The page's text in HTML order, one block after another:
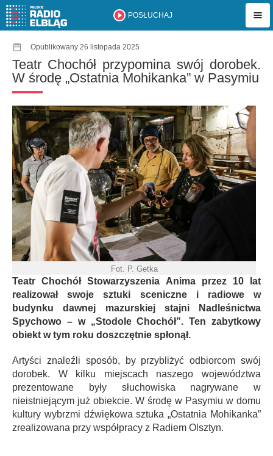
POSŁUCHAJ
Opublikowany 26 listopada 2025
Teatr Chochół przypomina swój dorobek.
W środę „Ostatnia Mohikanka” w Pasymiu
Fot. P. Getka
Teatr Chochół Stowarzyszenia Anima przez 10 lat
realizował swoje sztuki sceniczne i radiowe w
budynku dawnej mazurskiej stajni Nadleśnictwa
Spychowo – w „Stodole Chochół”. Ten zabytkowy
obiekt w tym roku doszczętnie spłonął.
Artyści znaleźli sposób, by przybliżyć odbiorcom swój
dorobek. W kilku miejscach naszego województwa
prezentowane były słuchowiska nagrywane w
nieistniejącym już obiekcie. W środę w Pasymiu w domu
kultury wybrzmi dźwiękowa sztuka „Ostatnia Mohikanka”
zrealizowana przy współpracy z Radiem Olsztyn.